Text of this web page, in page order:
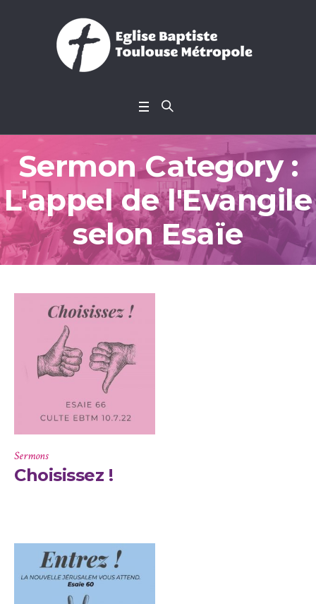
Sermon Category :
L'appel de l'Evangile
selon Esaïe
Sermons
Choisissez !